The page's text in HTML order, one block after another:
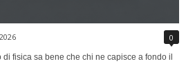
0
fisica sa bene che chi ne capisce a fondo il